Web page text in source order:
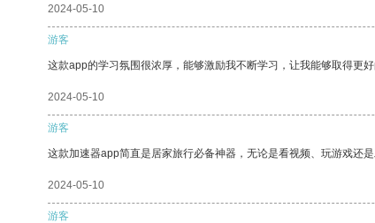
2024-05-10
游客
这款app的学习氛围很浓厚，能够激励我不断学习，让我能够取得更好
2024-05-10
游客
这款加速器app简直是居家旅行必备神器，无论是看视频、玩游戏还
2024-05-10
游客